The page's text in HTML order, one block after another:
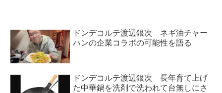
ドンデコルテ渡辺銀次 ネギ油チャー
ハンの企業コラボの可能性を語る
ドンデコルテ渡辺銀次 長年育て上げ
た中華鍋を洗剤で洗われて台無しにさ